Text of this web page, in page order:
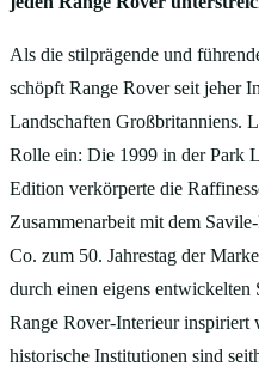
Als die stilprägende und
schöpft Range Rover seit jeher
Landschaften Großbritanniens.
Rolle ein: Die 1999 in der Park
Edition verkörperte die
Zusammenarbeit mit dem
Co. zum 50. Jahrestag der
durch einen eigens
Range Rover‑Interieur
historische Institutionen sind